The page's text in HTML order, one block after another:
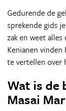
Gedurende de
sprekende gids
zak en weet
Kenianen vinden
te vertellen over
Wat is de
Masai